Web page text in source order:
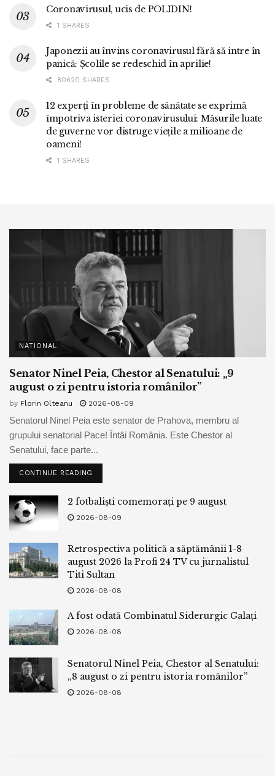
Coronavirusul, ucis de POLIDIN!
1 SHARES
Japonezii au învins coronavirusul fără să intre în
panică: Școlile se redeschid în aprilie!
80620 SHARES
12 experți în probleme de sănătate se exprimă
împotriva isteriei coronavirusului: Măsurile luate
de guverne vor distruge viețile a milioane de
oameni!
1 SHARES
NATIONAL
Senator Ninel Peia, Chestor al Senatului: „9
august o zi pentru istoria românilor”
by Florin Olteanu 2026-08-09
Senatorul Ninel Peia este senator de Prahova, membru al
grupului senatorial Pace! Întâi România. Este Chestor al
Senatului, face parte...
CONTINUE READING
2 fotbaliști comemorați pe 9 august
2026-08-09
Retrospectiva politică a săptămânii 1-8
august 2026 la Profi 24 TV cu jurnalistul
Titi Sultan
2026-08-08
A fost odată Combinatul Siderurgic Galați
2026-08-08
Senatorul Ninel Peia, Chestor al Senatului:
„8 august o zi pentru istoria românilor”
2026-08-08